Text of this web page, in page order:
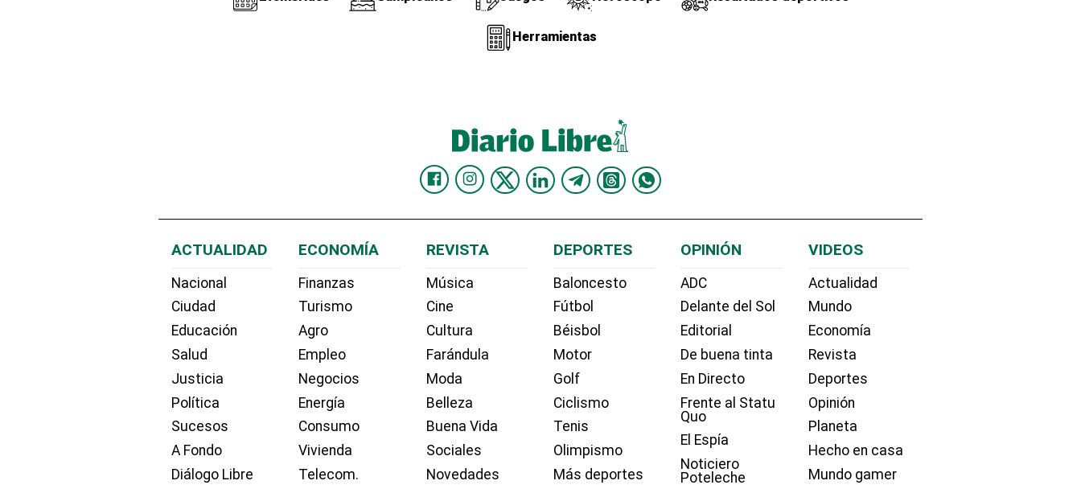
Herramientas
ACTUALIDAD
Nacional
Ciudad
Educación
Salud
Justicia
Política
Sucesos
A Fondo
Diálogo Libre
ECONOMÍA
Finanzas
Turismo
Agro
Empleo
Negocios
Energía
Consumo
Vivienda
Telecom.
REVISTA
Música
Cine
Cultura
Farándula
Moda
Belleza
Buena Vida
Sociales
Novedades
DEPORTES
Baloncesto
Fútbol
Béisbol
Motor
Golf
Ciclismo
Tenis
Olimpismo
Más deportes
OPINIÓN
ADC
Delante del Sol
Editorial
De buena tinta
En Directo
Frente al Statu
Quo
El Espía
Noticiero
Poteleche
VIDEOS
Actualidad
Mundo
Economía
Revista
Deportes
Opinión
Planeta
Hecho en casa
Mundo gamer